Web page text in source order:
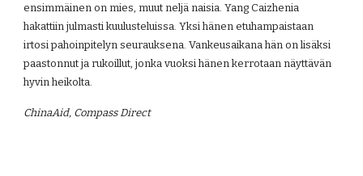
ensimmäinen on mies, muut neljä naisia. Yang Caizhenia
hakattiin julmasti kuulusteluissa. Yksi hänen etuhampaistaan
irtosi pahoinpitelyn seurauksena. Vankeusaikana hän on lisäksi
paastonnut ja rukoillut, jonka vuoksi hänen kerrotaan näyttävän
hyvin heikolta.
ChinaAid, Compass Direct